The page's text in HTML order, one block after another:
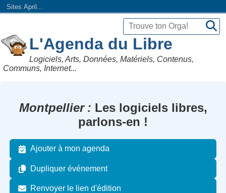
Sites April...
L'Agenda du Libre
Logiciels, Arts, Données, Matériels, Contenus,
Communs, Internet...
Montpellier
Les logiciels libres,
parlons-en !
Ajouter à mon agenda
Dupliquer événement
Renvoyer le lien d'édition